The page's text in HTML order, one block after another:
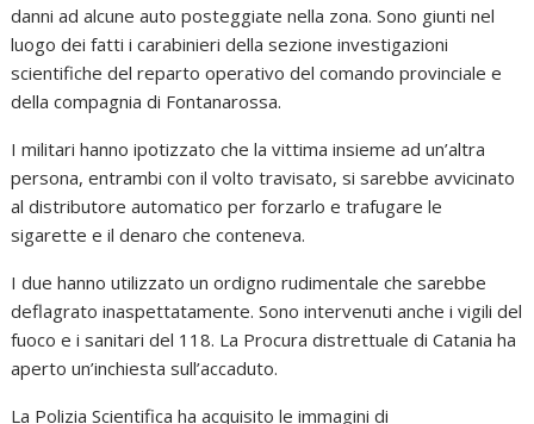
danni ad alcune auto posteggiate nella zona. Sono giunti nel
luogo dei fatti i carabinieri della sezione investigazioni
scientifiche del reparto operativo del comando provinciale e
della compagnia di Fontanarossa.
I militari hanno ipotizzato che la vittima insieme ad un’altra
persona, entrambi con il volto travisato, si sarebbe avvicinato
al distributore automatico per forzarlo e trafugare le
sigarette e il denaro che conteneva.
I due hanno utilizzato un ordigno rudimentale che sarebbe
deflagrato inaspettatamente. Sono intervenuti anche i vigili del
fuoco e i sanitari del 118. La Procura distrettuale di Catania ha
aperto un’inchiesta sull’accaduto.
La Polizia Scientifica ha acquisito le immagini di